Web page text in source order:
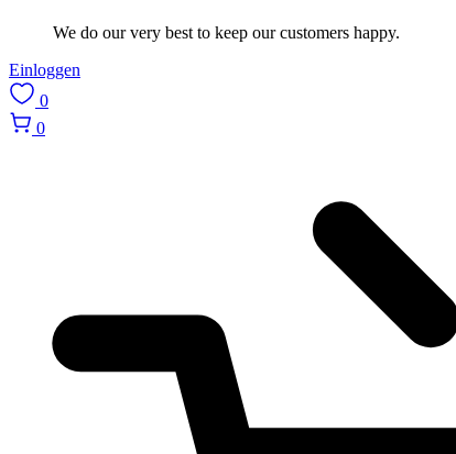
We do our very best to keep our customers happy.
Einloggen
0
0